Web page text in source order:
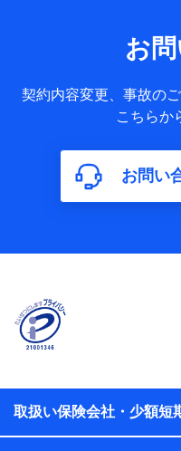
送信履歴などの情報）が
約に関する情報。例とし
名、住所、生年月日、性
保険加入の目的、保険商
年数などの情報、ペット
れます。
【共同して利用する者
株式会社NTTドコモ
当社又は株式会社NTTド
おけるユーザ登録受付お
当社又は株式会社NTTド
れらに付帯、関連する当
会社のサービスを案内、
お
契約内容変更、事故の
こちらか
お問い
取扱い保険会社・少額短